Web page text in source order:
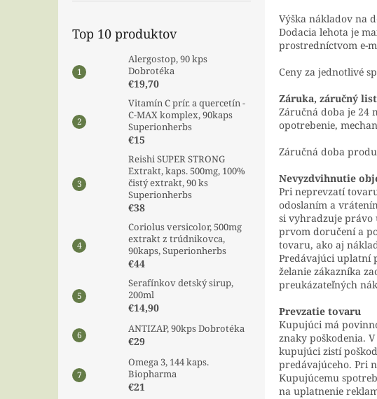
Top 10 produktov
Alergostop, 90 kps
Dobrotéka
€19,70
Vitamín C prír. a quercetín -
C-MAX komplex, 90kaps
Superionherbs
€15
Reishi SUPER STRONG
Extrakt, kaps. 500mg, 100%
čistý extrakt, 90 ks
Superionherbs
€38
Coriolus versicolor, 500mg
extrakt z trúdnikovca,
90kaps, Superionherbs
€44
Serafínkov detský sirup,
200ml
€14,90
ANTIZAP, 90kps Dobrotéka
€29
Omega 3, 144 kaps.
Biopharma
€21
Výška nákladov na
Dodacia lehota je
prostredníctvom e-
Ceny za jednotlivé
Záruka, záručný list
Záručná doba je 24
opotrebenie,
Záručná doba
Nevyzdvihnutie
Pri neprevzatí
odoslaním a
si vyhradzuje právo
prvom doručení a
tovaru, ako aj
Predávajúci uplatní
želanie zákazníka
preukázateľných
Prevzatie tovaru
Kupujúci má
znaky poškodenia.
kupujúci zistí
predávajúceho. Pri
Kupujúcemu
na uplatnenie